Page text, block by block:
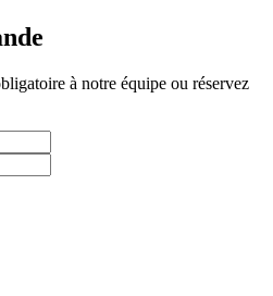
à notre équipe ou réservez